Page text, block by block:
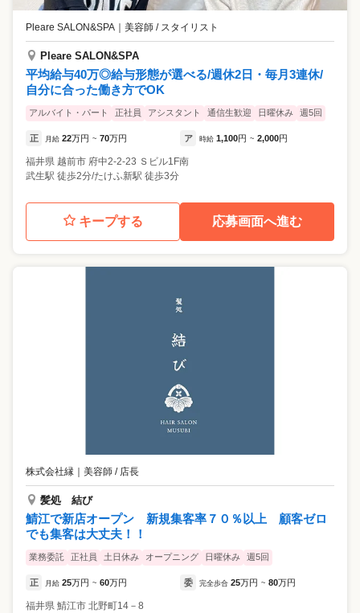
Pleare SALON&SPA ｜ 美容師 / スタイリスト
Pleare SALON&SPA
平均給与40万◎給与形態が選べる/週休2日・毎月3連休/
自分に合った働き方でOK
アルバイト・パート 正社員 アシスタント 通信生歓迎 日曜休み 週5回
正 月給 22万円 ~ 70万円 ア 時給 1,100円 ~ 2,000円
福井県 越前市 府中2-2-23 Ｓビル1F南
武生駅 徒歩2分/たけふ新駅 徒歩3分
キープする 応募画面へ進む
株式会社縁 ｜ 美容師 / 店長
髪処 結び
鯖江で新店オープン 新規集客率７０％以上 顧客ゼロ
でも集客は大丈夫！！
業務委託 正社員 土日休み オープニング 日曜休み 週5回
正 月給 25万円 ~ 60万円 委 完全歩合 25万円 ~ 80万円
福井県 鯖江市 北野町14－8